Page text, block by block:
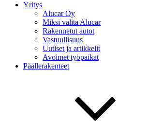
Yritys
Alucar Oy
Miksi valita Alucar
Rakennetut autot
Vastuullisuus
Uutiset ja artikkelit
Avoimet työpaikat
Päällerakenteet